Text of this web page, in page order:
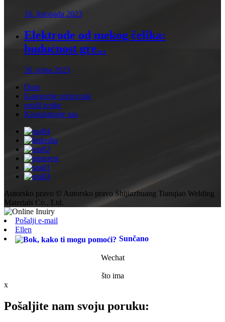
16. listopada 2023
Elektrode od mekog čelika:
budućnost gre...
26. rujna 2023
Dom
Kategorije proizvoda
profil tvrtke
Kontaktirajte nas
Autorsko pravo © Autorsko pravo Shijiazhuang Tianqiao Welding
Materials Co., Ltd.
Pošalji e-mail
Ellen
Sunčano
Wechat
što ima
x
Pošaljite nam svoju poruku: